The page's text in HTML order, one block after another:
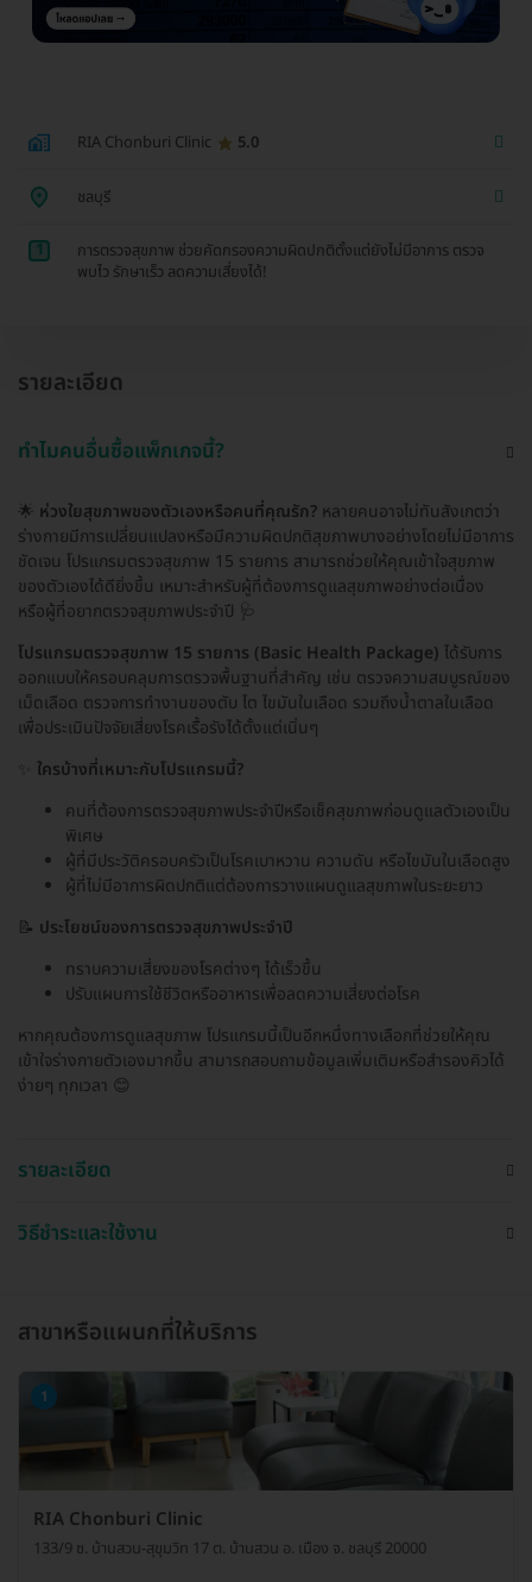
RIA Chonburi Clinic 5.0
ชลบุรี
1
การตรวจสุขภาพ ช่วยคัดกรองความผิดปกติตั้งแต่ยังไม่มีอาการ ตรวจ
พบไว รักษาเร็ว ลดความเสี่ยงได้!
รายละเอียด
ทำไมคนอื่นซื้อแพ็กเกจนี้?
🌟 ห่วงใยสุขภาพของตัวเองหรือคนที่คุณรัก? หลายคนอาจไม่ทันสังเกตว่า
ร่างกายมีการเปลี่ยนแปลงหรือมีความผิดปกติสุขภาพบางอย่างโดยไม่มีอาการ
ชัดเจน โปรแกรมตรวจสุขภาพ 15 รายการ สามารถช่วยให้คุณเข้าใจสุขภาพ
ของตัวเองได้ดียิ่งขึ้น เหมาะสำหรับผู้ที่ต้องการดูแลสุขภาพอย่างต่อเนื่อง
หรือผู้ที่อยากตรวจสุขภาพประจำปี 🩺
โปรแกรมตรวจสุขภาพ 15 รายการ (Basic Health Package) ได้รับการ
ออกแบบให้ครอบคลุมการตรวจพื้นฐานที่สำคัญ เช่น ตรวจความสมบูรณ์ของ
เม็ดเลือด ตรวจการทำงานของตับ ไต ไขมันในเลือด รวมถึงน้ำตาลในเลือด
เพื่อประเมินปัจจัยเสี่ยงโรคเรื้อรังได้ตั้งแต่เนิ่นๆ
ใครบ้างที่เหมาะกับโปรแกรมนี้?
คนที่ต้องการตรวจสุขภาพประจำปีหรือเช็คสุขภาพก่อนดูแลตัวเองเป็น
พิเศษ
ผู้ที่มีประวัติครอบครัวเป็นโรคเบาหวาน ความดัน หรือไขมันในเลือดสูง
ผู้ที่ไม่มีอาการผิดปกติแต่ต้องการวางแผนดูแลสุขภาพในระยะยาว
📝 ประโยชน์ของการตรวจสุขภาพประจำปี
ทราบความเสี่ยงของโรคต่างๆ ได้เร็วขึ้น
ปรับแผนการใช้ชีวิตหรืออาหารเพื่อลดความเสี่ยงต่อโรค
หากคุณต้องการดูแลสุขภาพ โปรแกรมนี้เป็นอีกหนึ่งทางเลือกที่ช่วยให้คุณ
เข้าใจร่างกายตัวเองมากขึ้น สามารถสอบถามข้อมูลเพิ่มเติมหรือสำรองคิวได้
ง่ายๆ ทุกเวลา 😊
รายละเอียด
วิธีชำระและใช้งาน
สาขาหรือแผนกที่ให้บริการ
1
RIA Chonburi Clinic
133/9 ซ. บ้านสวน-สุขุมวิท 17 ต. บ้านสวน อ. เมือง จ. ชลบุรี 20000